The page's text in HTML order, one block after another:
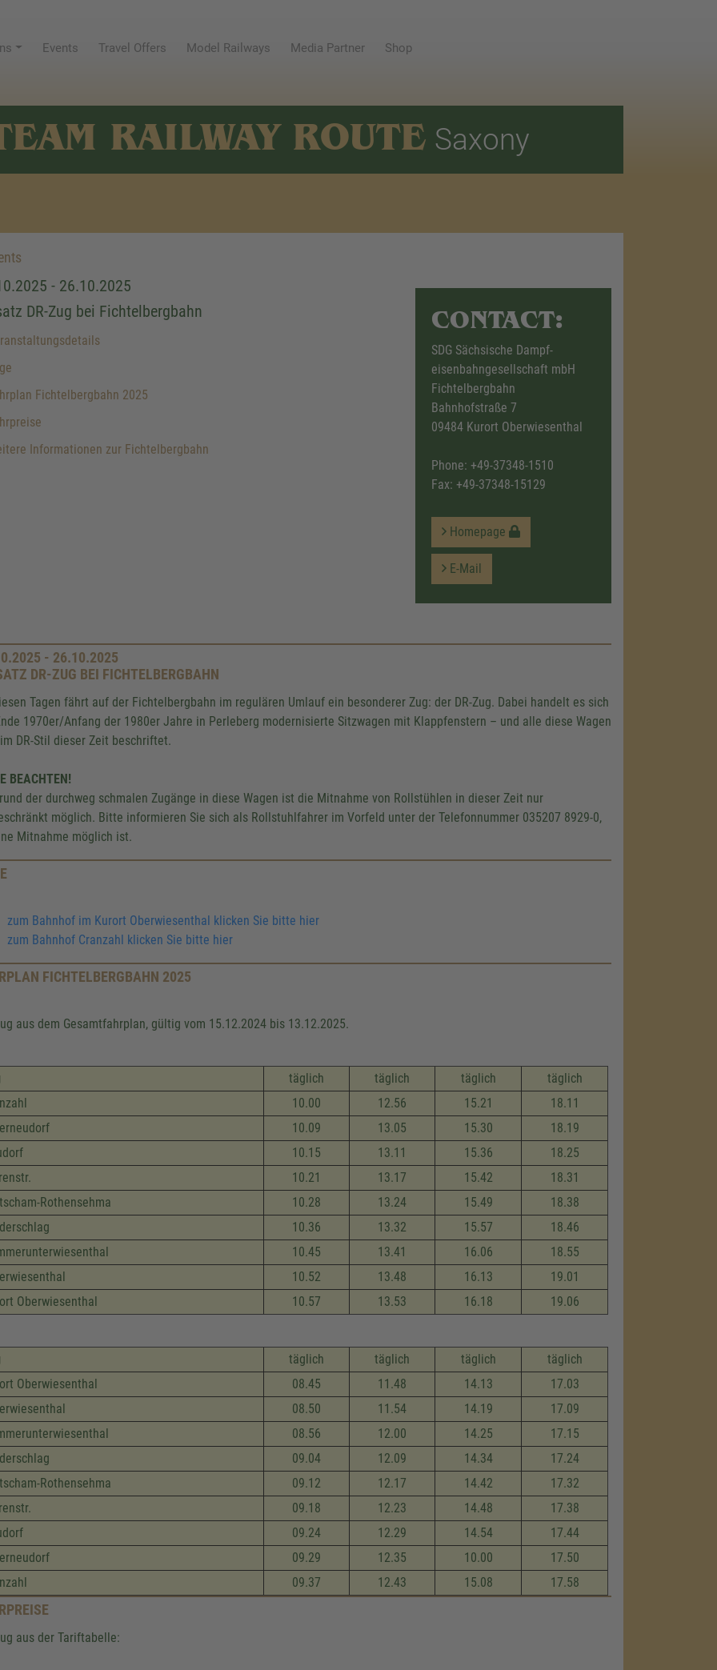
Events Travel Offers Model Railways Media Partner Shop
RAILWAY ROUTE Saxony
- 26.10.2025
DR-Zug bei Fichtelbergbahn
Fichtelbergbahn 2025
Informationen zur Fichtelbergbahn
CONTACT:
SDG Sächsische Dampf-
eisenbahngesellschaft mbH
Fichtelbergbahn
Bahnhofstraße 7
09484 Kurort Oberwiesenthal
Phone: +49-37348-1510
Fax: +49-37348-15129
Homepage
E-Mail
- 26.10.2025
DR-ZUG BEI FICHTELBERGBAHN
Tagen fährt auf der Fichtelbergbahn im regulären Umlauf ein besonderer Zug: der DR-Zug. Dabei handelt es sich
1970er/Anfang der 1980er Jahre in Perleberg modernisierte Sitzwagen mit Klappfenstern – und alle diese Wagen
DR-Stil dieser Zeit beschriftet.
BEACHTEN!
der durchweg schmalen Zugänge in diese Wagen ist die Mitnahme von Rollstühlen in dieser Zeit nur
möglich. Bitte informieren Sie sich als Rollstuhlfahrer im Vorfeld unter der Telefonnummer 035207 8929-0,
Mitnahme möglich ist.
zum Bahnhof im Kurort Oberwiesenthal klicken Sie bitte hier
zum Bahnhof Cranzahl klicken Sie bitte hier
FICHTELBERGBAHN 2025
aus dem Gesamtfahrplan, gültig vom 15.12.2024 bis 13.12.2025.
täglich täglich täglich
täglich
10.00 12.56 15.21
18.11
10.09 13.05 15.30
18.19
10.15 13.11 15.36
18.25
10.21 13.17 15.42
18.31
Rothensehma
10.28 13.24 15.49
18.38
10.36 13.32 15.57
18.46
10.45 13.41 16.06
18.55
10.52 13.48 16.13
19.01
Oberwiesenthal
10.57 13.53 16.18 19.06
täglich täglich täglich
täglich
Oberwiesenthal
08.45 11.48 14.13
17.03
08.50 11.54 14.19
17.09
08.56 12.00 14.25
17.15
09.04 12.09 14.34
17.24
Rothensehma
09.12 12.17 14.42
17.32
09.18 12.23 14.48
17.38
09.24 12.29 14.54
17.44
09.29 12.35 10.00
17.50
09.37 12.43 15.08 17.58
aus der Tariftabelle: